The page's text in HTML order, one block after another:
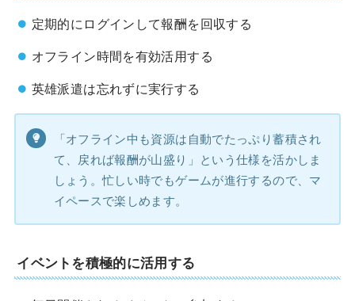
定期的にログインして報酬を回収する
オフライン時間を有効活用する
英雄派遣は忘れずに実行する
「オフライン中も資源は自動でたっぷり蓄積され
て、戻れば報酬が山盛り」という仕様を活かしま
しょう。忙しい時でもゲームが進行するので、マ
イペースで楽しめます。
イベントを積極的に活用する